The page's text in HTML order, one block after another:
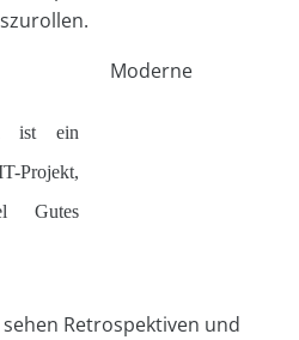
ist ein
Projekt,
Gutes
Moderne
Retrospektiven und